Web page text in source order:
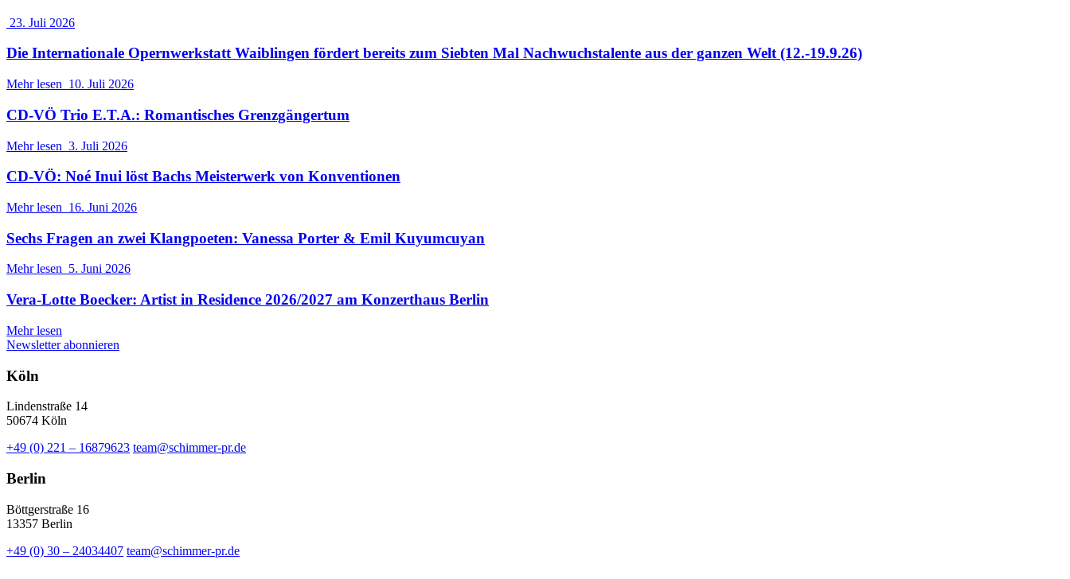
23. Juli 2026
Die Internationale Opernwerkstatt Waiblingen fördert bereits zum Siebten Mal Nachwuchstalente aus der ganzen Welt (12.-19.9.26)
Mehr lesen 10. Juli 2026
CD-VÖ Trio E.T.A.: Romantisches Grenzgängertum
Mehr lesen 3. Juli 2026
CD-VÖ: Noé Inui löst Bachs Meisterwerk von Konventionen
Mehr lesen 16. Juni 2026
Sechs Fragen an zwei Klangpoeten: Vanessa Porter & Emil Kuyumcuyan
Mehr lesen 5. Juni 2026
Vera-Lotte Boecker: Artist in Residence 2026/2027 am Konzerthaus Berlin
Mehr lesen
Newsletter abonnieren
Köln
Lindenstraße 14
50674 Köln
+49 (0) 221 – 16879623 team@schimmer-pr.de
Berlin
Böttgerstraße 16
13357 Berlin
+49 (0) 30 – 24034407 team@schimmer-pr.de